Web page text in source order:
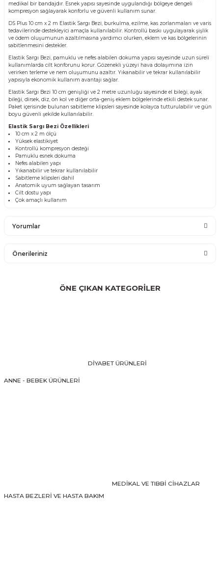
medikal bir bandajdır. Esnek yapısı sayesinde uygulandığı bölgeye dengeli
kompresyon sağlayarak konforlu ve güvenli kullanım sunar.
DS Plus 10 cm x 2 m Elastik Sargı Bezi, burkulma, ezilme, kas zorlanmaları ve varis
tedavilerinde destekleyici amaçla kullanılabilir. Kontrollü baskı uygulayarak şişlik
ve ödem oluşumunun azaltılmasına yardımcı olurken, eklem ve kas bölgelerinin
sabitlenmesini destekler.
Elastik Sargı Bezi, pamuklu ve nefes alabilen dokuma yapısı sayesinde uzun süreli
kullanımlarda cilt konforunu korur. Gözenekli yüzeyi hava dolaşımına izin
verirken terleme ve nem oluşumunu azaltır. Yıkanabilir ve tekrar kullanılabilir
yapısıyla ekonomik kullanım avantajı sağlar.
Elastik Sargı Bezi 10 cm genişliği ve 2 metre uzunluğu sayesinde el bileği, ayak
bileği, dirsek, diz, ön kol ve diğer orta-geniş eklem bölgelerinde etkili destek sunar.
Paket içerisinde bulunan sabitleme klipsleri sayesinde kolayca tutturulabilir ve gün
boyu güvenli şekilde kullanılabilir.
Elastik Sargı Bezi Özellikleri
10 cm x 2 m ölçü
Yüksek elastikiyet
Kontrollü kompresyon desteği
Pamuklu esnek dokuma
Nefes alabilen yapı
Yıkanabilir ve tekrar kullanılabilir
Sabitleme klipsleri dahil
Anatomik uyum sağlayan tasarım
Cilt dostu yapı
Çok amaçlı kullanım
Yorumlar
Önerileriniz
konularda yetersiz gördüğünüz noktaları öneri formunu
kullanarak tarafımıza iletebilirsiniz.
Bu ürüne benzer farklı alternatifler olmalı.
ÖNE ÇIKAN KATEGORİLER
ANNE - BEBEK ÜRÜNLERİ
DİYABET ÜRÜNLERİ
HASTA BEZLERİ VE HASTA BAKIM
MEDİKAL VE TIBBİ CİHAZLAR